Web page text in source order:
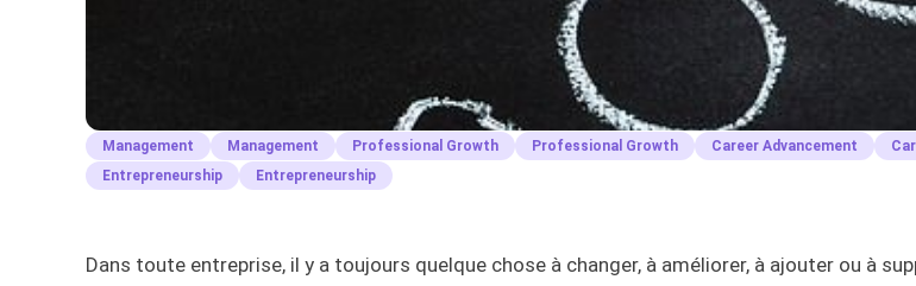
Management Management Professional Growth Professional Growth Career Advancement
Entrepreneurship
Entrepreneurship
Dans toute entreprise, il y a toujours quelque chose à changer, à améliorer, à ajouter ou à